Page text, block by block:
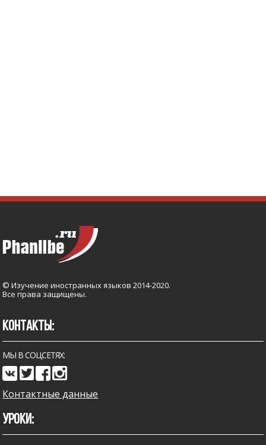
© Изучение иностранных языков 2014-2020.
Все права защищены.
УРОКИ:
КОНТАКТЫ:
МЫ В СОЦСЕТЯХ:
Контактные данные